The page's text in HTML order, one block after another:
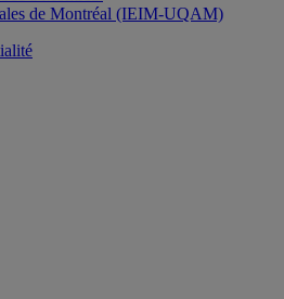
de Montréal (IEIM-UQAM)